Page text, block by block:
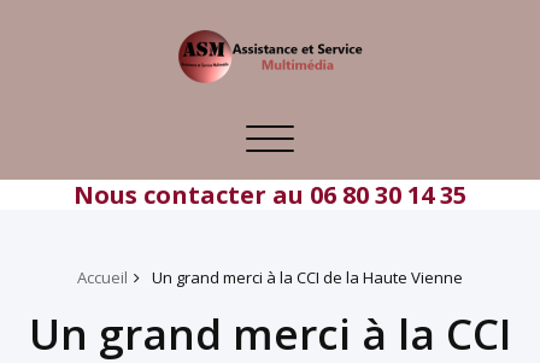
Toggle
Nous contacter au 06 80 30 14 35
Accueil Un grand merci à la CCI de la Haute Vienne
Un grand merci à la CCI